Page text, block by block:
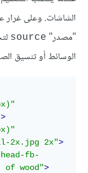
الشاشات. وعلى غرار
"مصدر" source
الوسائط أو تنسيق
>
2x.jpg 2x">
fb-
of wood">